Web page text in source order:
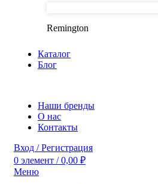
Remington
Каталог
Блог
Наши бренды
О нас
Контакты
Вход / Регистрация
0 элемент / 0,00 ₽
Меню